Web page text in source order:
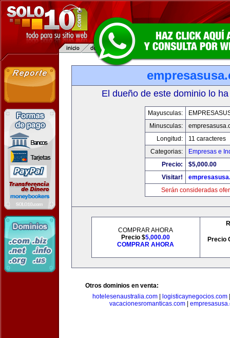
El dueño de este dominio lo
Mayusculas:
Minusculas:
Longitud:
11 caracteres
Categorias:
Empresas e
Precio:
$5,000.00
Visitar!
Serán consideradas
COMPRAR AHORA
Precio $5,000.00
COMPRAR AHORA
Precio
Otros dominios en venta:
hotelesenaustralia.com| logisticaynegocios.com
vacacionesromanticas.com